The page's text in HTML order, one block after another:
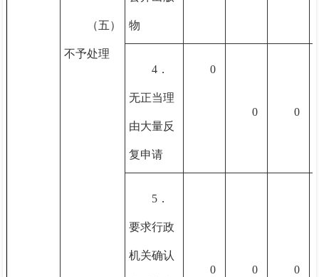
（五）
不予处理
物
4．
无正当理
由大量反
复申请
0
0 0
5．
要求行政
机关确认
0 0 0